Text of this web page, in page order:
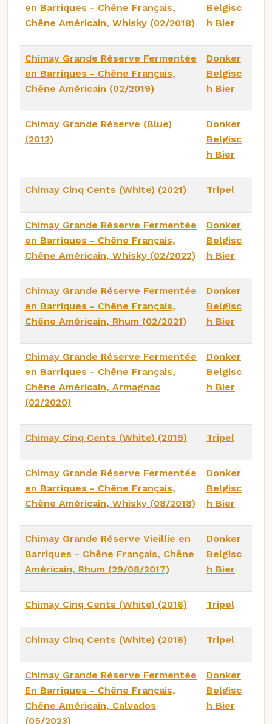
en Barriques - Chêne Français,
Chêne Américain, Whisky (02/2018)
Belgisc
h Bier
Chimay Grande Réserve Fermentée
en Barriques - Chêne Français,
Chêne Américain (02/2019)
Donker
Belgisc
h Bier
Chimay Grande Réserve (Blue)
(2012)
Donker
Belgisc
h Bier
Chimay Cinq Cents (White) (2021) Tripel
Chimay Grande Réserve Fermentée
en Barriques - Chêne Français,
Chêne Américain, Whisky (02/2022)
Donker
Belgisc
h Bier
Chimay Grande Réserve Fermentée
en Barriques - Chêne Français,
Chêne Américain, Rhum (02/2021)
Donker
Belgisc
h Bier
Chimay Grande Réserve Fermentée
en Barriques - Chêne Français,
Chêne Américain, Armagnac
(02/2020)
Donker
Belgisc
h Bier
Chimay Cinq Cents (White) (2019) Tripel
Chimay Grande Réserve Fermentée
en Barriques - Chêne Français,
Chêne Américain, Whisky (08/2018)
Donker
Belgisc
h Bier
Chimay Grande Réserve Vieillie en
Barriques - Chêne Français, Chêne
Américain, Rhum (29/08/2017)
Donker
Belgisc
h Bier
Chimay Cinq Cents (White) (2016) Tripel
Chimay Cinq Cents (White) (2018) Tripel
Chimay Grande Réserve Fermentée
En Barriques - Chêne Français,
Chêne Américain, Calvados
(05/2023)
Donker
Belgisc
h Bier